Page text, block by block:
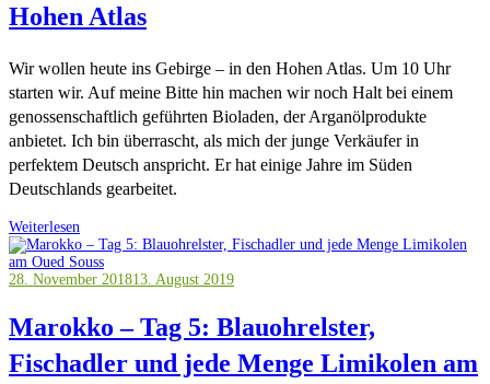
Hohen Atlas
Wir wollen heute ins Gebirge – in den Hohen Atlas. Um 10 Uhr
starten wir. Auf meine Bitte hin machen wir noch Halt bei einem
genossenschaftlich geführten Bioladen, der Arganölprodukte
anbietet. Ich bin überrascht, als mich der junge Verkäufer in
perfektem Deutsch anspricht. Er hat einige Jahre im Süden
Deutschlands gearbeitet.
Weiterlesen
28. November 201813. August 2019
Marokko – Tag 5: Blauohrelster,
Fischadler und jede Menge Limikolen am